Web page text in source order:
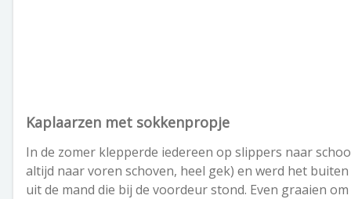
Kaplaarzen met sokkenpropje
In de zomer klepperde iedereen op slippers naar
altijd naar voren schoven, heel gek) en werd het
uit de mand die bij de voordeur stond. Even graaien